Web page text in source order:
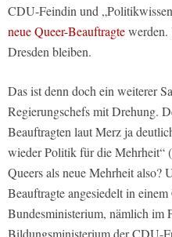
CDU-Feindin und
neue Queer-Beauftragtewerden.
Dresden bleiben.
Das ist denn doch ein weiterer
Regierungschefs mit Drehung.
Beauftragten laut Merz ja
wieder Politik für die Mehrheit“
Queers als neue Mehrheit also?
Beauftragte angesiedelt in
Bundesministerium, nämlich im